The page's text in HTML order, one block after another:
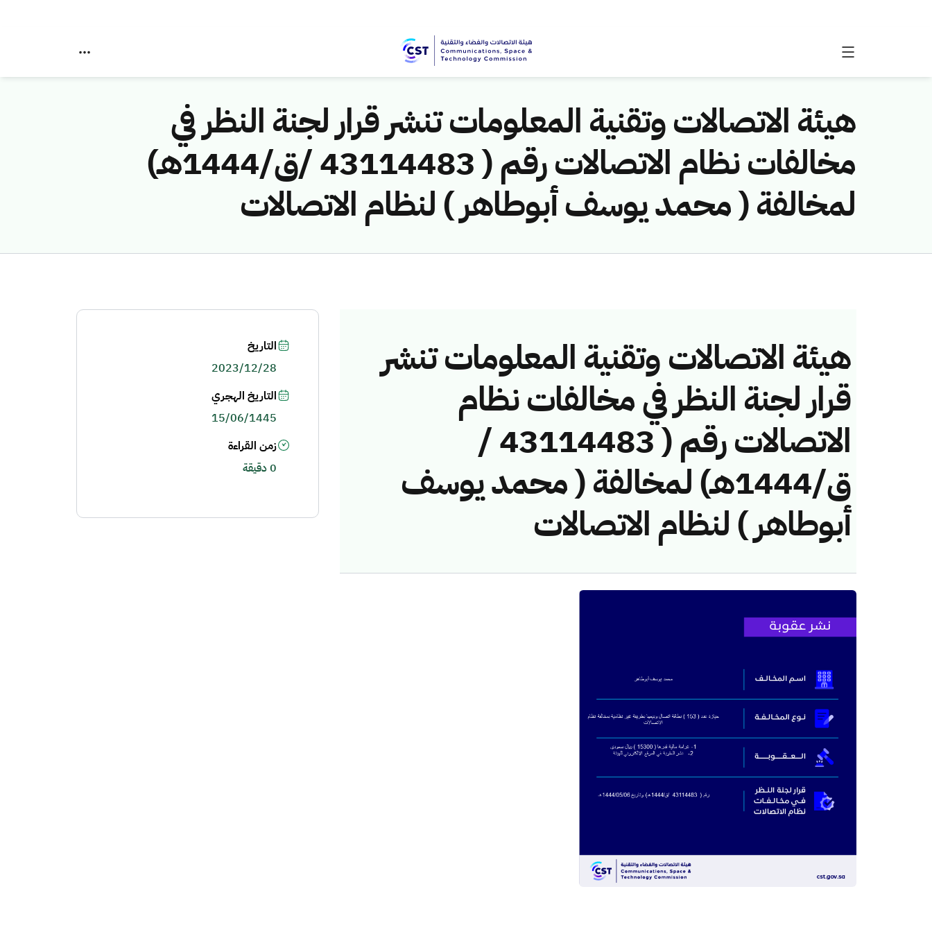
هيئة الاتصالات وتقنية المعلومات تنشر قرار لجنة النظر في
مخالفات نظام الاتصالات رقم ( 43114483 /ق/1444هـ)
لمخالفة ( محمد يوسف أبوطاهر ) لنظام الاتصالات
هيئة الاتصالات وتقنية المعلومات تنشر
قرار لجنة النظر في مخالفات نظام
الاتصالات رقم ( 43114483 /
ق/1444هـ) لمخالفة ( محمد يوسف
أبوطاهر ) لنظام الاتصالات
التاريخ
2023/12/28
التاريخ الهجري
15/06/1445
زمن القراءة
0 دقيقة